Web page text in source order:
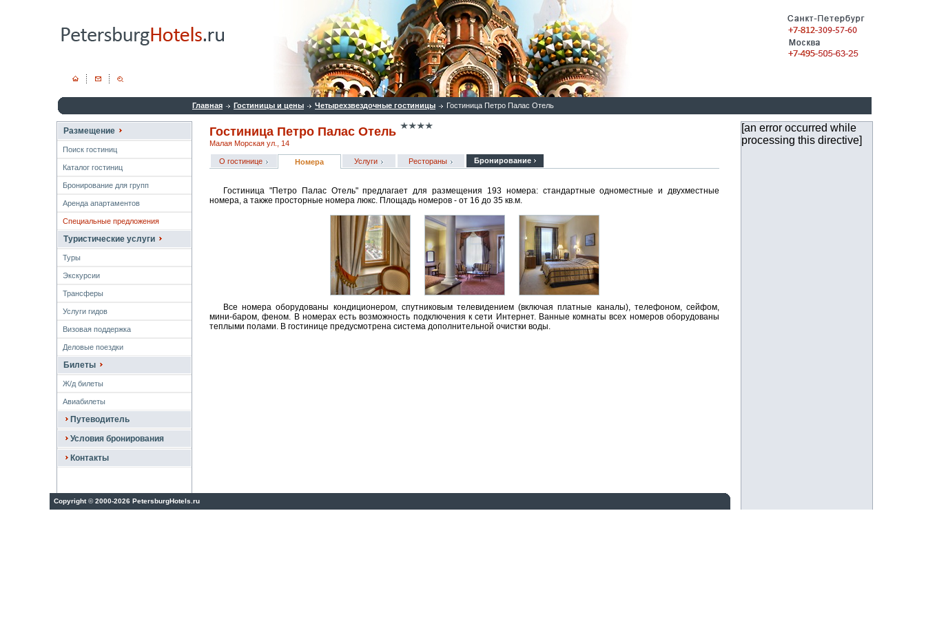
Главная Гостиницы и цены Четырехзвездочные гостиницы Гостиница Петро Палас Отель
Размещение
Поиск гостиниц
Каталог гостиниц
Бронирование для групп
Аренда апартаментов
Специальные предложения
Туристические услуги
Туры
Экскурсии
Трансферы
Услуги гидов
Визовая поддержка
Деловые поездки
Билеты
Ж/д билеты
Авиабилеты
Путеводитель
Условия бронирования
Контакты
Гостиница Петро Палас Отель
Малая Морская ул., 14
О гостинице Номера Услуги Рестораны Бронирование
Гостиница "Петро Палас Отель" предлагает для размещения 193 номера: стандартные одноместные и двухместные
номера, а также просторные номера люкс. Площадь номеров - от 16 до 35 кв.м.
Все номера оборудованы кондиционером, спутниковым телевидением (включая платные каналы), телефоном, сейфом,
мини-баром, феном. В номерах есть возможность подключения к сети Интернет. Ванные комнаты всех номеров оборудованы
теплыми полами. В гостинице предусмотрена система дополнительной очистки воды.
[an error occurred while
processing this directive]
Copyright©2000-2026 PetersburgHotels.ru